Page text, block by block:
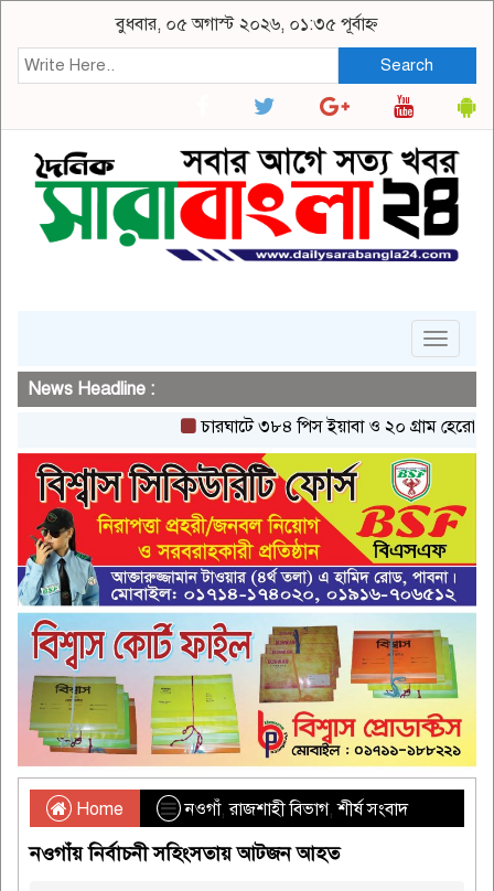
বুধবার, ০৫ অগাস্ট ২০২৬, ০১:৩৫ পূর্বাহ্ন
Search
Toggle
News Headline :
চারঘাটে ৩৮৪ পিস ইয়াবা ও ২০ গ্রাম হেরোইনসহ
Home নওগাঁ,রাজশাহী বিভাগ,শীর্ষ সংবাদ
নওগাঁয় নির্বাচনী সহিংসতায় আটজন আহত